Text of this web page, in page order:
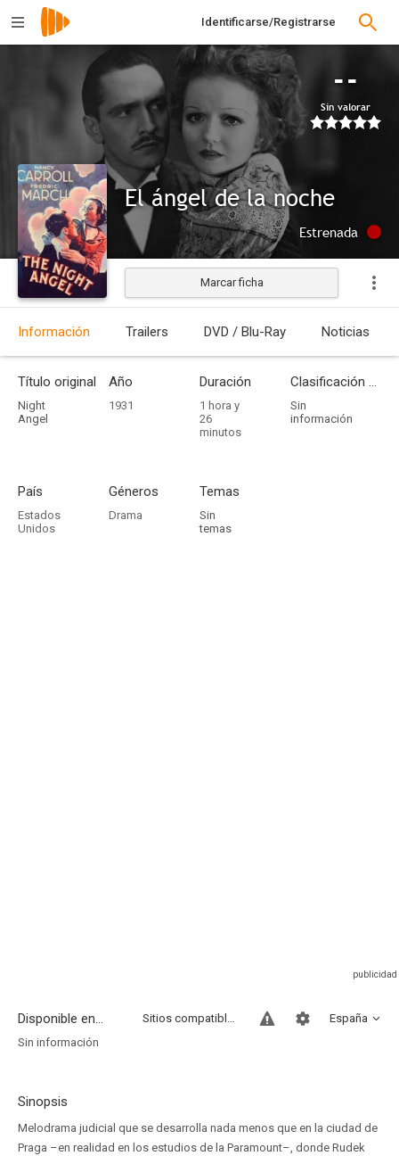
Identificarse/Registrarse
--
Sin valorar
El ángel de la noche
Estrenada
Marcar ficha
Información Trailers DVD / Blu-Ray Noticias
Título original
Night
Angel
Año
1931
Duración
1 hora y
26
minutos
Clasificación por edades
Sin
información
País
Estados
Unidos
Géneros
Drama
Temas
Sin
temas
Disponible en... España
Sitios compatibles
Sin información
Sinopsis
Melodrama judicial que se desarrolla nada menos que en la ciudad de
Praga –en realidad en los estudios de la Paramount–, donde Rudek